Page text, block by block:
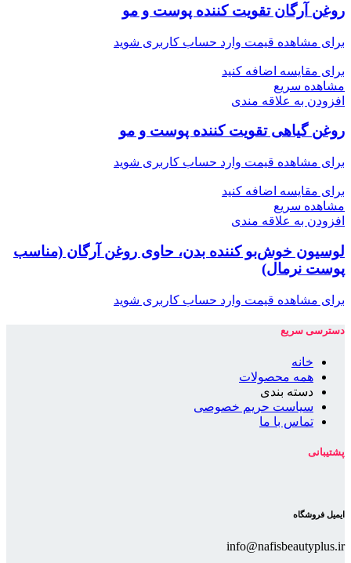
روغن آرگان تقویت کننده پوست و مو
برای مشاهده قیمت وارد حساب کاربری شوید
برای مقایسه اضافه کنید
مشاهده سریع
افزودن به علاقه مندی
روغن‌ گیاهی تقویت کننده پوست و مو
برای مشاهده قیمت وارد حساب کاربری شوید
برای مقایسه اضافه کنید
مشاهده سریع
افزودن به علاقه مندی
لوسیون خوش‌بو کننده بدن، حاوی روغن آرگان (مناسب
پوست نرمال)
برای مشاهده قیمت وارد حساب کاربری شوید
دسترسی سریع
خانه
همه محصولات
دسته بندی
سیاست حریم خصوصی
تماس با ما
پشتیبانی
ایمیل فروشگاه
info@nafisbeautyplus.ir